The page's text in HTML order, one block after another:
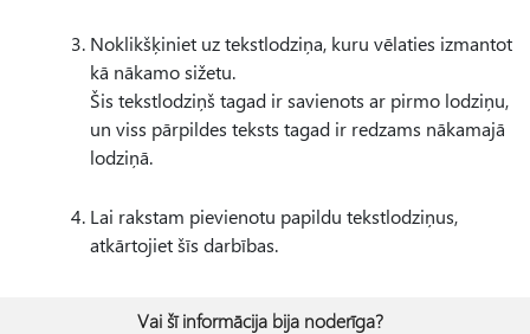
Noklikšķiniet uz tekstlodziņa, kuru vēlaties izmantot
kā nākamo sižetu.
Šis tekstlodziņš tagad ir savienots ar pirmo lodziņu,
un viss pārpildes teksts tagad ir redzams nākamajā
lodziņā.
Lai rakstam pievienotu papildu tekstlodziņus,
atkārtojiet šīs darbības.
Vai šī informācija bija noderīga?